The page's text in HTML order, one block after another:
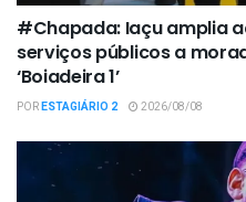
#Chapada: Iaçu amplia
serviços públicos a
‘Boiadeira 1’
PORESTAGIÁRIO 2 2026/08/08